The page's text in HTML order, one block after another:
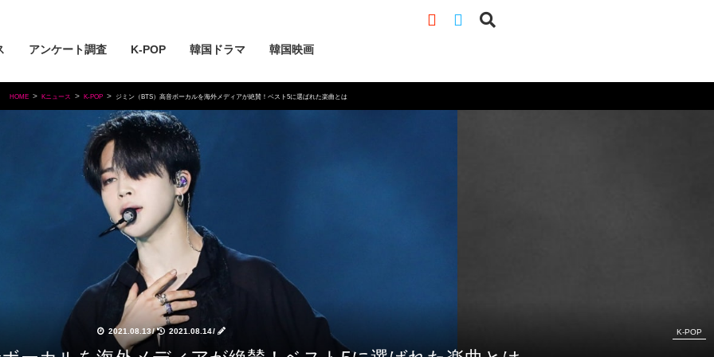
アンケート調査 K-POP 韓国ドラマ 韓国映画
HOME Kニュース K-POP ジミン（BTS）高音ボーカルを海外メディアが絶賛！ベスト5に選ばれた楽曲とは
2021.08.13/ 2021.08.14/ K-POP